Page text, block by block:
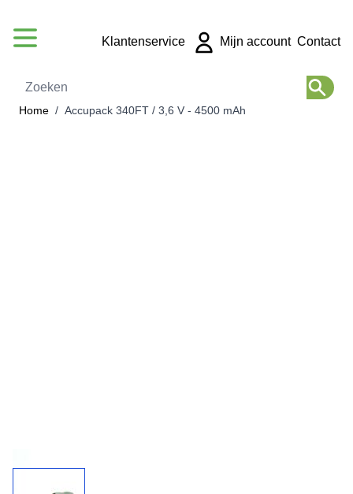
Zoeken
Klantenservice Mijn account Contact
Home / Accupack 340FT / 3,6 V - 4500 mAh